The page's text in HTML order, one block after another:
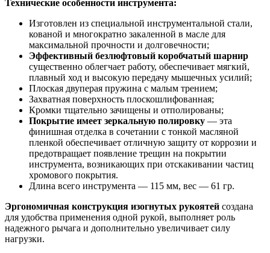
Технические особенности инструмента:
Изготовлен из специальной инструментальной стали,
кованой и многократно закаленной в масле для
максимальной прочности и долговечности;
Эффективный безлюфтовый коробчатый шарнир
существенно облегчает работу, обеспечивает мягкий,
плавный ход и высокую передачу мышечных усилий;
Плоская двуперая пружина с малым трением;
Захватная поверхность плоскошлифованная;
Кромки тщательно зачищены и отполированы;
Покрытие имеет зеркальную полировку — эта
финишная отделка в сочетании с тонкой масляной
пленкой обеспечивает отличную защиту от коррозии и
предотвращает появление трещин на покрытии
инструмента, возникающих при отскакивании частиц
хромового покрытия.
Длина всего инструмента — 115 мм, вес — 61 гр.
Эргономичная конструкция изогнутых рукоятей создана
для удобства применения одной рукой, выполняет роль
надежного рычага и дополнительно увеличивает силу
нагрузки.